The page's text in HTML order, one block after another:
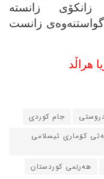
زانسته‌
گو‌استنه‌وه‌ی زانست
هراڵد
جام کوردی
کۆماری ئیسلامی
هه‌رێمی کوردستان